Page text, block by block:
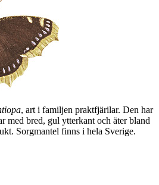
, art i familjen praktfjärilar. Den har
med bred, gul ytterkant och äter bland
Sorgmantel finns i hela Sverige.